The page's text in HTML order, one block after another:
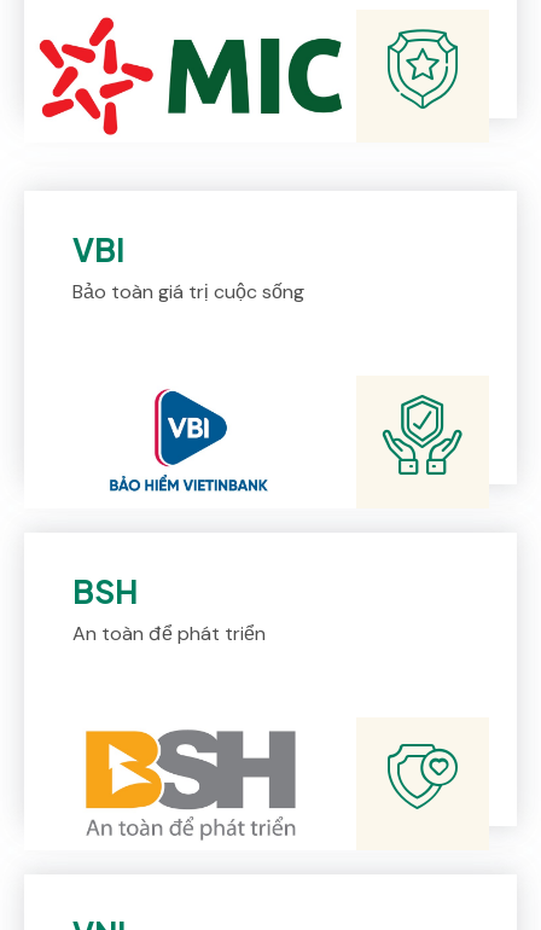
VBI
Bảo toàn giá trị cuộc sống
BSH
An toàn để phát triển